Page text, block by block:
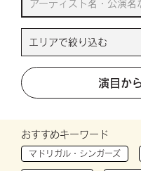
演目か
おすすめキーワード
マドリガル・シンガーズ